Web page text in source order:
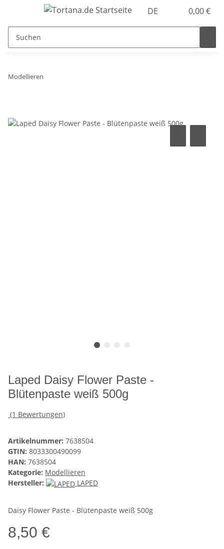
DE 0,00 €
Modellieren
Laped Daisy Flower Paste -
Blütenpaste weiß 500g
(1 Bewertungen)
Artikelnummer: 7638504
GTIN: 8033300490099
HAN: 7638504
Kategorie: Modellieren
Hersteller:
LAPED
Daisy Flower Paste - Blütenpaste weiß 500g
8,50 €